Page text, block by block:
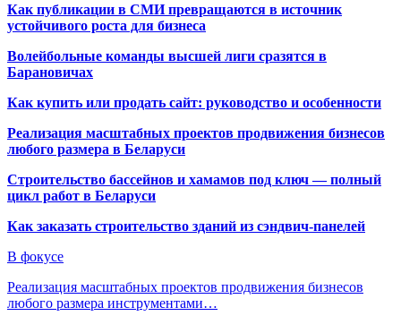
Как публикации в СМИ превращаются в источник
устойчивого роста для бизнеса
Волейбольные команды высшей лиги сразятся в
Барановичах
Как купить или продать сайт: руководство и особенности
Реализация масштабных проектов продвижения бизнесов
любого размера в Беларуси
Строительство бассейнов и хамамов под ключ — полный
цикл работ в Беларуси
Как заказать строительство зданий из сэндвич-панелей
В фокусе
Реализация масштабных проектов продвижения бизнесов
любого размера инструментами…